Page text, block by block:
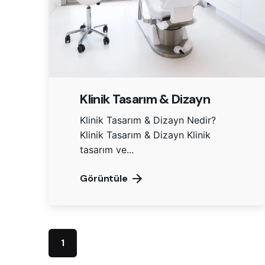
Klinik Tasarım & Dizayn
Klinik Tasarım & Dizayn Nedir?
Klinik Tasarım & Dizayn Klinik
tasarım ve...
Görüntüle
1